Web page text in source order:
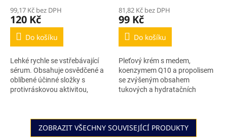
99,17 Kč bez DPH
120 Kč
Do košíku
Lehké rychle se vstřebávající
sérum. Obsahuje osvědčené a
oblíbené účinné složky s
protivráskovou aktivitou,
81,82 Kč bez DPH
99 Kč
Do košíku
Pleťový krém s medem,
koenzymem Q10 a propolisem
se zvýšeným obsahem
tukových a hydratačních
ZOBRAZIT VŠECHNY SOUVISEJÍCÍ PRODUKTY